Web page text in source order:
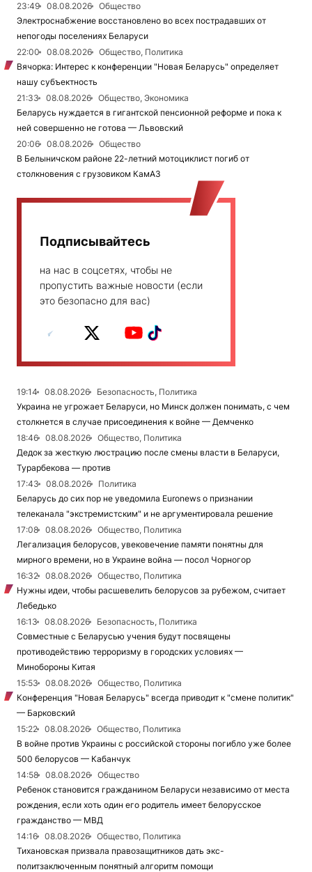
23:49 08.08.2026
Общество
Электроснабжение восстановлено во всех пострадавших от
непогоды поселениях Беларуси
22:00
08.08.2026
Общество, Политика
Вячорка: Интерес к конференции "Новая Беларусь" определяет
нашу субъектность
21:33
08.08.2026
Общество, Экономика
Беларусь нуждается в гигантской пенсионной реформе и пока к
ней совершенно не готова — Львовский
20:06
08.08.2026
Общество
В Белыничском районе 22-летний мотоциклист погиб от
столкновения с грузовиком КамАЗ
Подписывайтесь
на нас в соцсетях, чтобы не
пропустить важные новости (если
это безопасно для вас)
19:14 08.08.2026
Безопасность, Политика
Украина не угрожает Беларуси, но Минск должен понимать, с чем
столкнется в случае присоединения к войне — Демченко
18:46
08.08.2026
Общество, Политика
Дедок за жесткую люстрацию после смены власти в Беларуси,
Турарбекова — против
17:43
08.08.2026
Политика
Беларусь до сих пор не уведомила Euronews о признании
телеканала "экстремистским" и не аргументировала решение
17:08
08.08.2026
Общество, Политика
Легализация белорусов, увековечение памяти понятны для
мирного времени, но в Украине война — посол Чорногор
16:32
08.08.2026
Общество, Политика
Нужны идеи, чтобы расшевелить белорусов за рубежом, считает
Лебедько
16:13
08.08.2026
Безопасность, Политика
Совместные с Беларусью учения будут посвящены
противодействию терроризму в городских условиях —
Минобороны Китая
15:53
08.08.2026
Общество, Политика
Конференция "Новая Беларусь" всегда приводит к "смене политик"
— Барковский
15:22
08.08.2026
Общество, Политика
В войне против Украины с российской стороны погибло уже более
500 белорусов — Кабанчук
14:58
08.08.2026
Общество
Ребенок становится гражданином Беларуси независимо от места
рождения, если хоть один его родитель имеет белорусское
гражданство — МВД
14:16
08.08.2026
Общество, Политика
Тихановская призвала правозащитников дать экс-
политзаключенным понятный алгоритм помощи